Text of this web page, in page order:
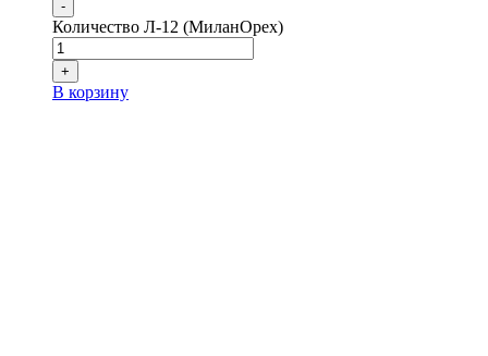
-
Количество Л-12 (МиланОрех)
+
В корзину